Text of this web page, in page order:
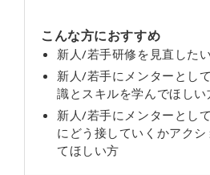
こんな方におすすめ
新人/若手研修を見直した
新人/若手にメンターとし
識とスキルを学んでほしい
新人/若手にメンターとし
にどう接していくかアク
てほしい方